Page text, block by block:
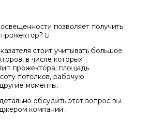
позволяет получить
стоит учитывать большое
в числе которых
прожектора, площадь
потолков, рабочую
моменты.
обсудить этот вопрос вы
компании.